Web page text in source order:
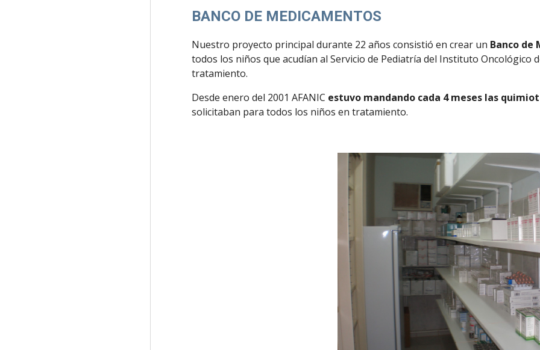
BANCO DE MEDICAMENTOS
Nuestro proyecto principal durante 22 años consistió en crear un Banco de
todos los niños que acudían al Servicio de Pediatría del Instituto
tratamiento.
Desde enero del 2001 AFANIC estuvo mandando cada 4 meses las
solicitaban para todos los niños en tratamiento.